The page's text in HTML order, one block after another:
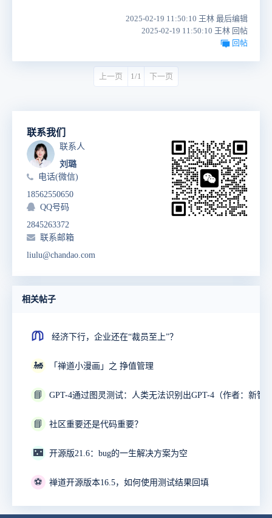
2025-02-19 11:50:10 王林 最后编辑
2025-02-19 11:50:10 王林 回帖
回帖
上一页 1/1 下一页
联系我们
联系人
刘璐
电话(微信)
18562550650
QQ号码
2845263372
联系邮箱
liulu@chandao.com
相关帖子
经济下行，企业还在“裁员至上”？
🚂 「禅道小漫画」之 挣值管理
📘 GPT-4通过图灵测试：人类无法识别出GPT-4（作者：新智
📘 社区重要还是代码重要？
🌃 开源版21.6：bug的一生解决方案为空
⚽ 禅道开源版本16.5，如何使用测试结果回填